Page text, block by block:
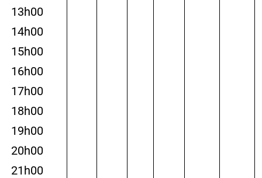
13h00
14h00
15h00
16h00
17h00
18h00
19h00
20h00
21h00